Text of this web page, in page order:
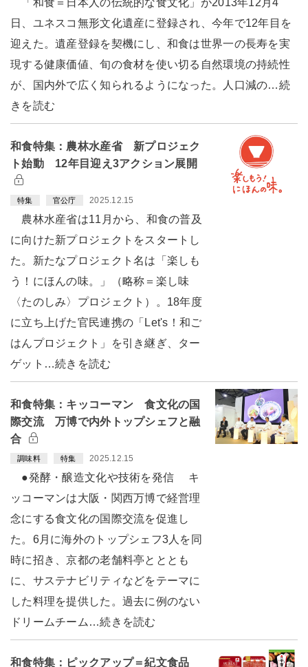
日、ユネスコ無形文化遺産に登録され、今年で12年目を
迎えた。遺産登録を契機にし、和食は世界一の長寿を実
現する健康価値、旬の食材を使い切る自然環境の持続性
が、国内外で広く知られるようになった。人口減の…続
きを読む
和食特集：農林水産省 新プロジェク
ト始動 12年目迎え3アクション展開
特集 官公庁 2025.12.15
農林水産省は11月から、和食の普及
に向けた新プロジェクトをスタートし
た。新たなプロジェクト名は「楽しも
う！にほんの味。」（略称＝楽し味
〈たのしみ〉プロジェクト）。18年度
に立ち上げた官民連携の「Let's！和ご
はんプロジェクト」を引き継ぎ、ター
ゲット…続きを読む
和食特集：キッコーマン 食文化の国
際交流 万博で内外トップシェフと融
合
調味料 特集 2025.12.15
●発酵・醸造文化や技術を発信 キ
ッコーマンは大阪・関西万博で経営理
念にする食文化の国際交流を促進し
た。6月に海外のトップシェフ3人を同
時に招き、京都の老舗料亭とととも
に、サステナビリティなどをテーマに
した料理を提供した。過去に例のない
ドリームチーム…続きを読む
和食特集：ピックアップ＝紀文食品